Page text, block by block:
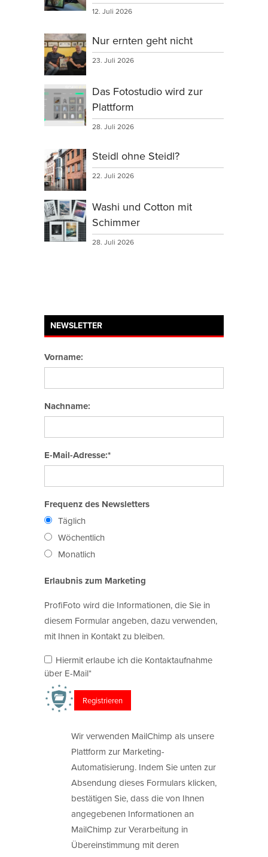
12. Juli 2026
Nur ernten geht nicht
23. Juli 2026
Das Fotostudio wird zur
Plattform
28. Juli 2026
Steidl ohne Steidl?
22. Juli 2026
Washi und Cotton mit
Schimmer
28. Juli 2026
NEWSLETTER
Vorname:
Nachname:
E-Mail-Adresse:*
Frequenz des Newsletters
Täglich
Wöchentlich
Monatlich
Erlaubnis zum Marketing
ProfiFoto wird die Informationen, die Sie in
diesem Formular angeben, dazu verwenden,
mit Ihnen in Kontakt zu bleiben.
Hiermit erlaube ich die Kontaktaufnahme
über E-Mail*
Wir verwenden MailChimp als unsere
Plattform zur Marketing-
Automatisierung. Indem Sie unten zur
Absendung dieses Formulars klicken,
bestätigen Sie, dass die von Ihnen
angegebenen Informationen an
MailChimp zur Verarbeitung in
Übereinstimmung mit deren